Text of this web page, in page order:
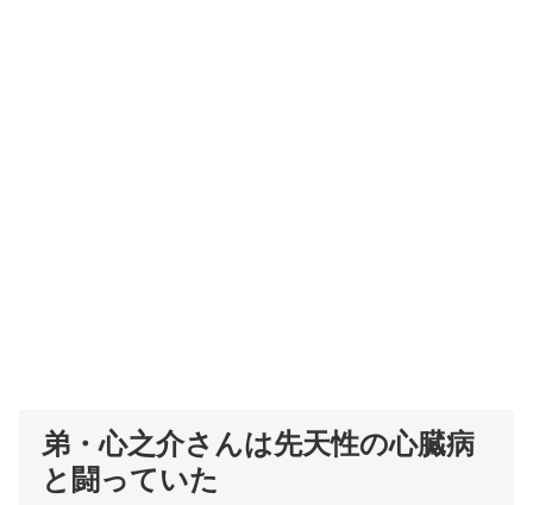
弟・心之介さんは先天性の心臓病
と闘っていた